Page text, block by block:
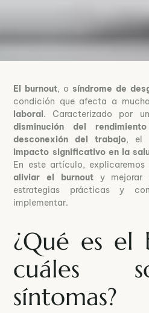
El burnout, osíndrome de
condición que afecta a
laboral. Caracterizado por
disminución del rendimiento
desconexión del trabajo, el
impacto significativo en la
En este artículo, explicaremos
aliviar el burnouty mejorar
estrategias prácticas y
implementar.
¿Qué es el
cuáles
síntomas?